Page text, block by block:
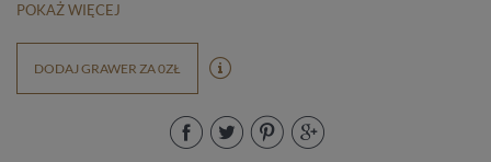
POKAŻ WIĘCEJ
DODAJ GRAWER ZA 0ZŁ